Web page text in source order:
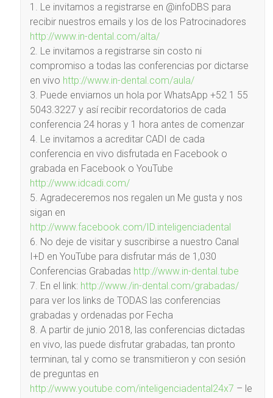
1. Le invitamos a registrarse en @infoDBS para
recibir nuestros emails y los de los Patrocinadores
http://www.in-dental.com/alta/
2. Le invitamos a registrarse sin costo ni
compromiso a todas las conferencias por dictarse
en vivo http://www.in-dental.com/aula/
3. Puede enviarnos un hola por WhatsApp +52 1 55
5043.3227 y así recibir recordatorios de cada
conferencia 24 horas y 1 hora antes de comenzar
4. Le invitamos a acreditar CADI de cada
conferencia en vivo disfrutada en Facebook o
grabada en Facebook o YouTube
http://www.idcadi.com/
5. Agradeceremos nos regalen un Me gusta y nos
sigan en
http://www.facebook.com/ID.inteligenciadental
6. No deje de visitar y suscribirse a nuestro Canal
I+D en YouTube para disfrutar más de 1,030
Conferencias Grabadas http://www.in-dental.tube
7. En el link: http://www./in-dental.com/grabadas/
para ver los links de TODAS las conferencias
grabadas y ordenadas por Fecha
8. A partir de junio 2018, las conferencias dictadas
en vivo, las puede disfrutar grabadas, tan pronto
terminan, tal y como se transmitieron y con sesión
de preguntas en
http://www.youtube.com/inteligenciadental24x7 – le